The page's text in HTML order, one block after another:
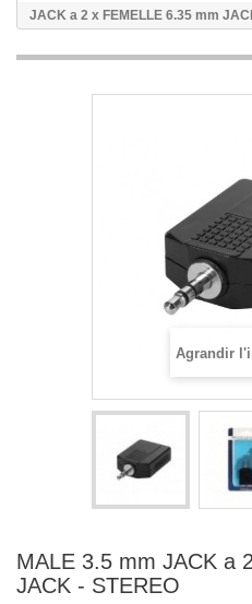
JACK a 2 x FEMELLE 6.35 mm
Agrandir
MALE 3.5 mm JACK a
JACK - STEREO